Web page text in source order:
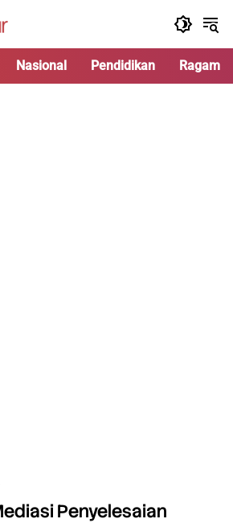
Nasional Pendidikan Ragam
Penyelesaian